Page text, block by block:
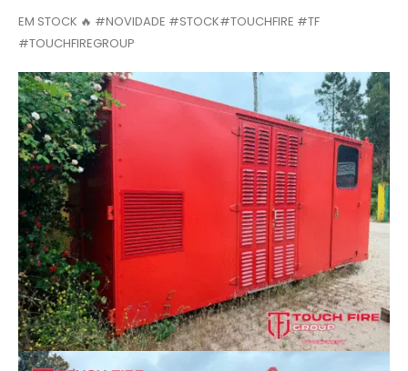
EM STOCK 🔥 #NOVIDADE #STOCK#TOUCHFIRE #TF
#TOUCHFIREGROUP